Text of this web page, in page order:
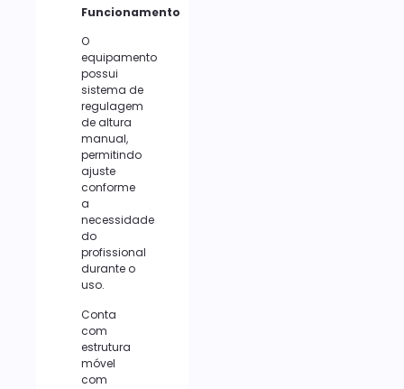
Funcionamento
O
equipamento
possui
sistema de
regulagem
de altura
manual,
permitindo
ajuste
conforme
a
necessidade
do
profissional
durante o
uso.
Conta
com
estrutura
móvel
com